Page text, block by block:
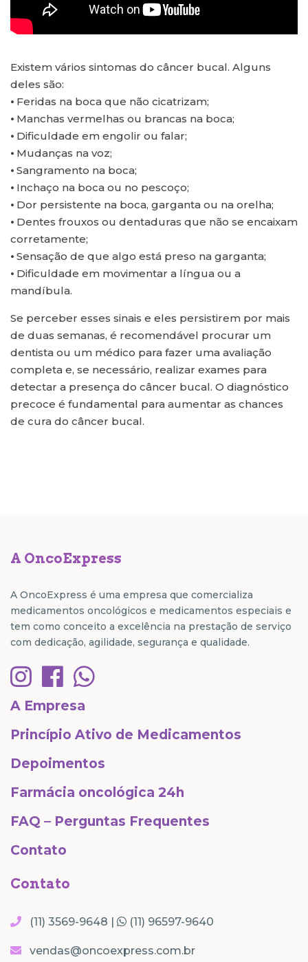
Existem vários sintomas do câncer bucal. Alguns
deles são:
⦁ Feridas na boca que não cicatrizam;
⦁ Manchas vermelhas ou brancas na boca;
⦁ Dificuldade em engolir ou falar;
⦁ Mudanças na voz;
⦁ Sangramento na boca;
⦁ Inchaço na boca ou no pescoço;
⦁ Dor persistente na boca, garganta ou na orelha;
⦁ Dentes frouxos ou dentaduras que não se encaixam
corretamente;
⦁ Sensação de que algo está preso na garganta;
⦁ Dificuldade em movimentar a língua ou a
mandíbula.
Se perceber esses sinais e eles persistirem por mais
de duas semanas, é recomendável procurar um
dentista ou um médico para fazer uma avaliação
completa e, se necessário, realizar exames para
detectar a presença do câncer bucal. O diagnóstico
precoce é fundamental para aumentar as chances
de cura do câncer bucal.
A OncoExpress
A OncoExpress é uma empresa que comercializa
medicamentos oncológicos e medicamentos especiais e
tem como conceito a excelência na prestação de serviço
com dedicação, agilidade, segurança e qualidade.
A Empresa
Princípio Ativo de Medicamentos
Depoimentos
Farmácia oncológica 24h
FAQ – Perguntas Frequentes
Contato
Contato
(11) 3569-9648 | (11) 96597-9640
vendas@oncoexpress.com.br